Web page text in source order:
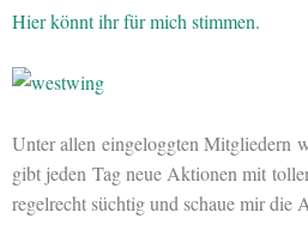
Hier könnt ihr für mich stimmen.
Unter allen eingeloggten Mitgliedern
gibt jeden Tag neue Aktionen mit
regelrecht süchtig und schaue mir die